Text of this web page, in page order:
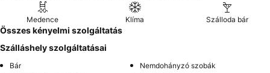
Medence Klíma Szálloda bár
Összes kényelmi szolgáltatás
Szálláshely szolgáltatásai
Bár
Nemdohányzó szobák